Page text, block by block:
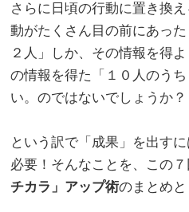
さらに日頃の行動に置き換
動がたくさん目の前にあっ
２人」しか、その情報を得
の情報を得た「１０人のう
い。のではないでしょうか？
という訳で「成果」を出す
必要！そんなことを、この
チカラ」アップ術のまとめと